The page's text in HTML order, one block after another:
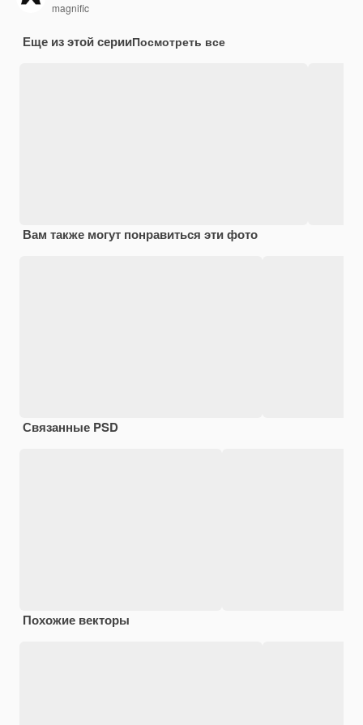
magnific
Еще из этой серииПосмотреть все
Вам также могут понравиться эти фото
Связанные PSD
Похожие векторы